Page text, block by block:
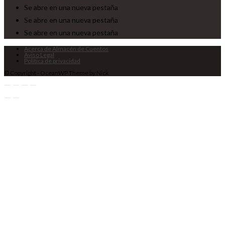
Se abre en una nueva pestaña
Se abre en una nueva pestaña
Se abre en una nueva pestaña
Acerca de Almacén de Cuentos
Aviso Legal
Política de privacidad
© Copyright - OceanWP Theme by Nick